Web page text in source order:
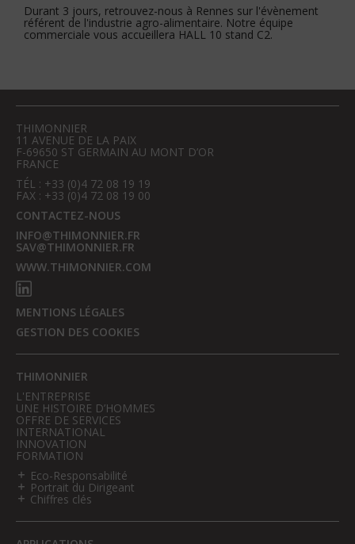
Durant 3 jours, retrouvez-nous à Rennes sur l'évènement
référent de l'industrie agro-alimentaire. Notre équipe
commerciale vous accueillera HALL 10 stand C2.
THIMONNIER
11 AVENUE DE LA PAIX
F-69650 ST GERMAIN AU MONT D’OR
FRANCE
TÉL : +33 (0)4 72 08 19 19
FAX : +33 (0)4 72 08 19 00
CONTACTEZ-NOUS
INFO@THIMONNIER.FR
SAV@THIMONNIER.FR
WWW.THIMONNIER.COM
MENTIONS LÉGALES
GESTION DES COOKIES
THIMONNIER
L'ENTREPRISE
UNE HISTOIRE D’HOMMES
OFFRE DE SERVICES
INTERNATIONAL
INNOVATION
FORMATION
Eco-Responsabilité
Portrait du Dirigeant
Chiffres clés